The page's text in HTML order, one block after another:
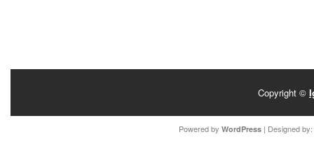
Copyright ©
Powered by WordPress| Designed by: